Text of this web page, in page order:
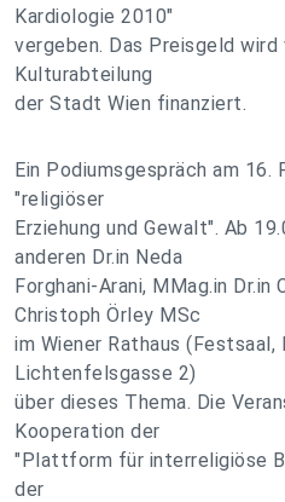
Kardiologie 2010"
vergeben. Das Preisgeld
Kulturabteilung
der Stadt Wien finanziert.
Ein Podiumsgespräch am
"religiöser
Erziehung und Gewalt". Ab
anderen Dr.in Neda
Forghani-Arani, MMag.in Dr.in
Christoph Örley MSc
im Wiener Rathaus
Lichtenfelsgasse 2)
über dieses Thema. Die
Kooperation der
"Plattform für interreligiöse
der